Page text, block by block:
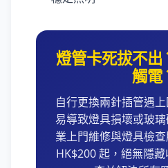
燈管卡死拔不
觸電
自行更換兩針插管遇
易導致燈具損壞或玻
業上門維修與燈具檢
HK$200 起，絕無隱